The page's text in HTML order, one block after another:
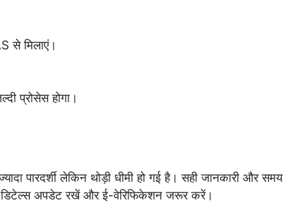
से मिलाएं।
प्रोसेस होगा।
पारदर्शी लेकिन थोड़ी धीमी हो गई है। सही जानकारी और समय
डिटेल्स अपडेट रखें और ई-वेरिफिकेशन जरूर करें।